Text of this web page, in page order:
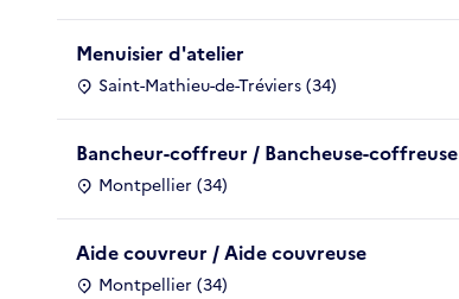
Menuisier d'atelier
Saint-Mathieu-de-Tréviers (34)
Bancheur-coffreur / Bancheuse-coffreuse
Montpellier (34)
Aide couvreur / Aide couvreuse
Montpellier (34)